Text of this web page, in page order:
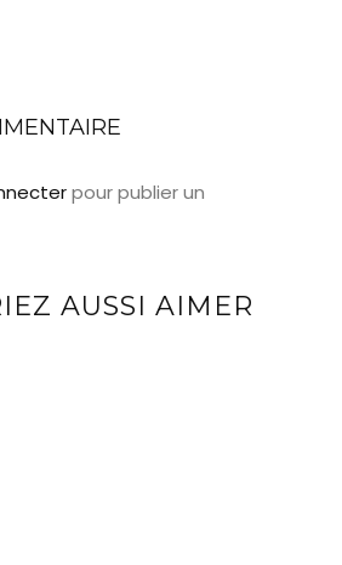
pour publier un
AUSSI AIMER